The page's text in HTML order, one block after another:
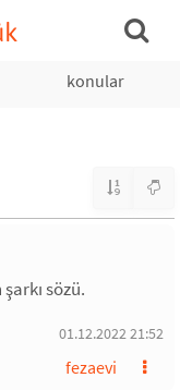
konular
sözü.
01.12.2022 21:52
fezaevi